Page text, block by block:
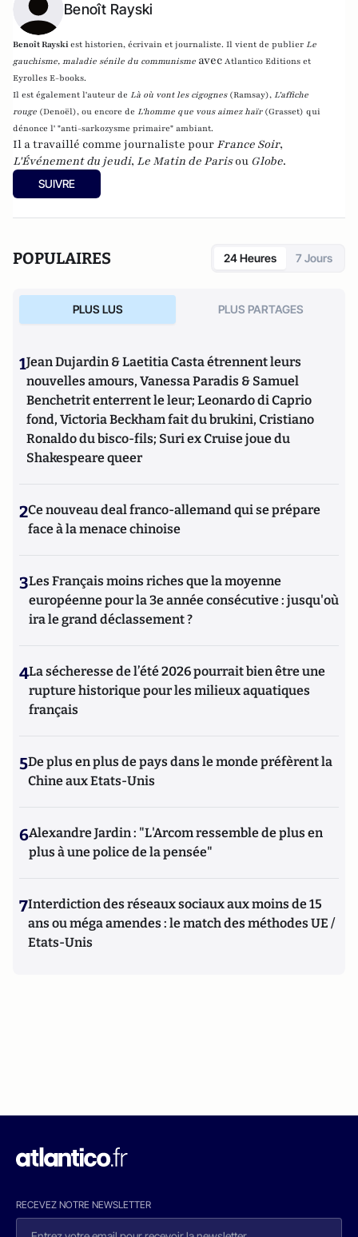
Benoît Rayski
Benoît Rayskiest historien, écrivain et journaliste. Il vient de publier Le
gauchisme, maladie sénile du communisme avec Atlantico Editions et
Eyrolles E-books.
Il est également l'auteur de Là où vont les cigognes (Ramsay), L'affiche
rouge (Denoël), ou encore de L'homme que vous aimez haïr (Grasset) qui
dénonce l' "anti-sarkozysme primaire" ambiant.
Il a travaillé comme journaliste pour France Soir,
L'Événement du jeudi, Le Matin de Parisou Globe.
SUIVRE
POPULAIRES 24 Heures 7 Jours
PLUS LUS PLUS PARTAGES
1Jean Dujardin & Laetitia Casta étrennent leurs
nouvelles amours, Vanessa Paradis & Samuel
Benchetrit enterrent le leur; Leonardo di Caprio
fond, Victoria Beckham fait du brukini, Cristiano
Ronaldo du bisco-fils; Suri ex Cruise joue du
Shakespeare queer
2Ce nouveau deal franco-allemand qui se prépare
face à la menace chinoise
3Les Français moins riches que la moyenne
européenne pour la 3e année consécutive : jusqu'où
ira le grand déclassement ?
4La sécheresse de l’été 2026 pourrait bien être une
rupture historique pour les milieux aquatiques
français
5De plus en plus de pays dans le monde préfèrent la
Chine aux Etats-Unis
6Alexandre Jardin : "L'Arcom ressemble de plus en
plus à une police de la pensée"
7Interdiction des réseaux sociaux aux moins de 15
ans ou méga amendes : le match des méthodes UE /
Etats-Unis
RECEVEZ NOTRE NEWSLETTER